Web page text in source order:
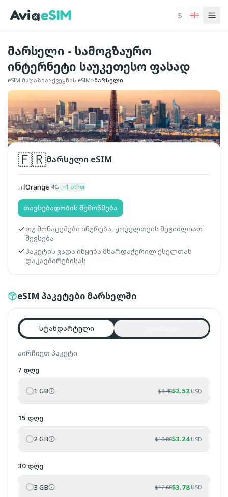
$
მარსელი - სამოგზაურო
ინტერნეტი საუკეთესო ფასად
eSIM მაღაზია>ქვეყნის eSIM>მარსელი
🇫🇷მარსელიeSIM
Orange 4G +1 other
თავსებადობის შემოწმება
თუ მონაცემები იწურება, ყოველთვის შეგიძლიათ
შევსება
პაკეტის ვადა იწყება მხარდაჭერილ ქსელთან
დაკავშირებისას
eSIM პაკეტები მარსელში
სტანდარტული
აირჩიეთ პაკეტი
7 დღე
1 GB $8.40$2.52 USD
15 დღე
2 GB $10.80$3.24 USD
30 დღე
3 GB $12.60$3.78 USD